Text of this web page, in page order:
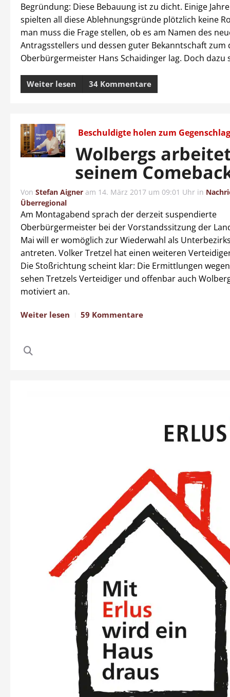
Begründung: Diese Bebauung ist zu dicht. Einige
spielten all diese Ablehnungsgründe plötzlich keine
man muss die Frage stellen, ob es am Namen des
Antragsstellers und dessen guter Bekanntschaft zum
Oberbürgermeister Hans Schaidinger lag. Doch dazu
Weiter lesen 34 Kommentare
Beschuldigte holen zum
Wolbergs
seinem
Von Stefan Aigner am 14. März 2017 um 09:01 Uhr in
Überregional
Am Montagabend sprach der derzeit suspendierte
Oberbürgermeister bei der Vorstandssitzung der
Mai will er womöglich zur Wiederwahl als
antreten. Volker Tretzel hat einen weiteren
Die Stoßrichtung scheint klar: Die Ermittlungen
sehen Tretzels Verteidiger und offenbar auch
motiviert an.
Weiter lesen 59 Kommentare